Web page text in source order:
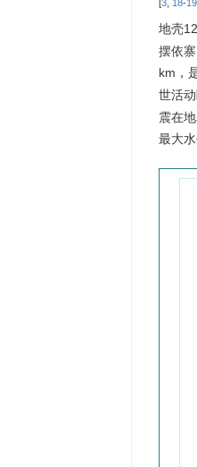
[3 18-19
地壳
摆依
km，
世活
震在
最大